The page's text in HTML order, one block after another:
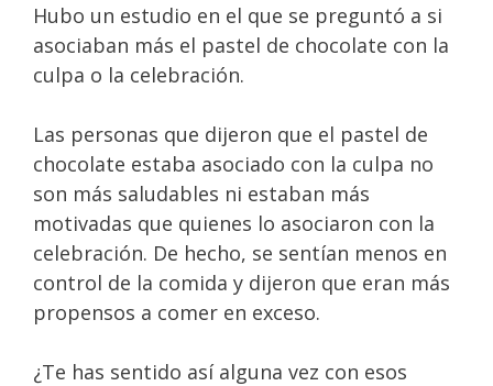
Hubo un estudio en el que se preguntó a si
asociaban más el pastel de chocolate con la
culpa o la celebración.
Las personas que dijeron que el pastel de
chocolate estaba asociado con la culpa no
son más saludables ni estaban más
motivadas que quienes lo asociaron con la
celebración. De hecho, se sentían menos en
control de la comida y dijeron que eran más
propensos a comer en exceso.
¿Te has sentido así alguna vez con esos